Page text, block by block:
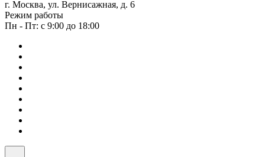
г. Москва, ул. Вернисажная, д. 6
Режим работы
Пн - Пт: с 9:00 до 18:00